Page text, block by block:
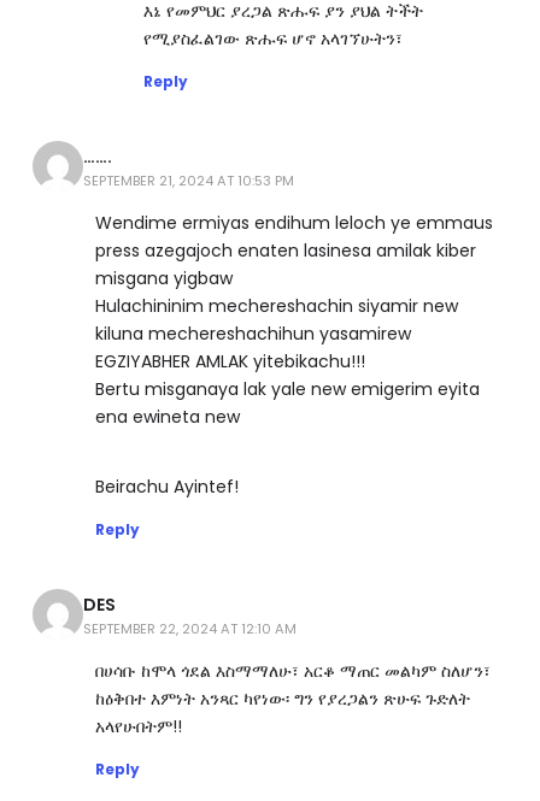
እኔ የመምህር ያረጋል ጽሑፍ ያን ያህል ትችት
የሚያስፈልገው ጽሑፍ ሆኖ አላገኘሁትን፣
Reply
…….
SEPTEMBER 21, 2024 AT 10:53 PM
Wendime ermiyas endihum leloch ye emmaus
press azegajoch enaten lasinesa amilak kiber
misgana yigbaw
Hulachininim mechereshachin siyamir new
kiluna mechereshachihun yasamirew
EGZIYABHER AMLAK yitebikachu!!!
Bertu misganaya lak yale new emigerim eyita
ena ewineta new
Beirachu Ayintef!
Reply
DES
SEPTEMBER 22, 2024 AT 12:10 AM
በሀሳቡ ከሞላ ጎደል እስማማለሁ፣ አርቆ ማጠር መልካም ስለሆን፣
ከዕቅበተ እምነት አንጻር ካየነው፡ ግን የያረጋልን ጽሁፍ ጉድለት
አላየሁበትም!!
Reply